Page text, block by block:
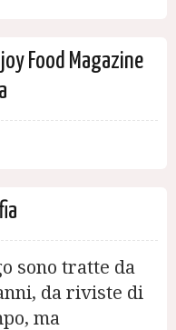
Food Magazine
sono tratte da
da riviste di
ma